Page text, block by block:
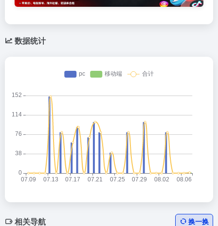
数据统计
相关导航 换一换